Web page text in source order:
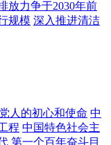
放力争于2030年前
规模 深入推进清洁
人的初心和使命 中
程 中国特色社会主
第一个百年奋斗目